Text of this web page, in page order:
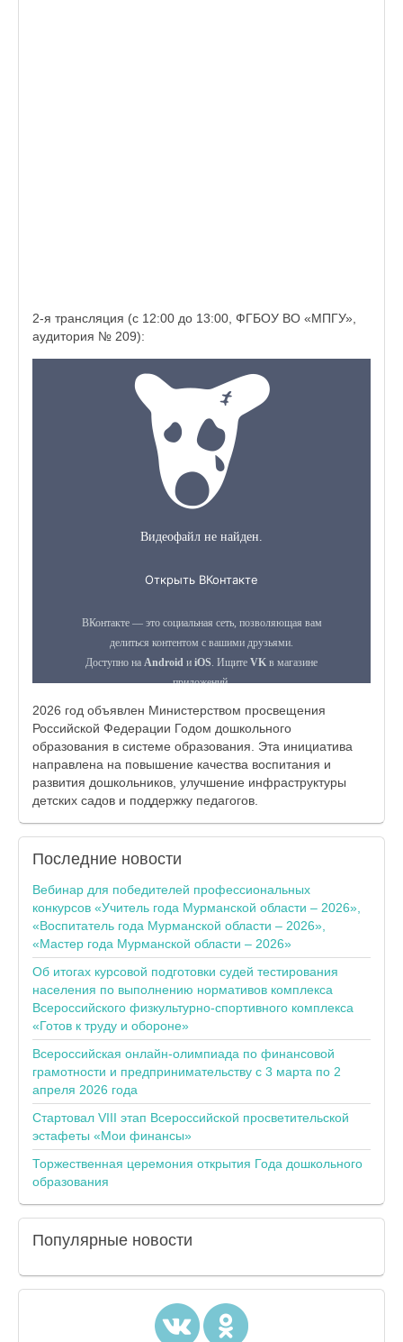
2-я трансляция (с 12:00 до 13:00, ФГБОУ ВО «МПГУ»,
аудитория № 209):
2026 год объявлен Министерством просвещения
Российской Федерации Годом дошкольного
образования в системе образования. Эта инициатива
направлена на повышение качества воспитания и
развития дошкольников, улучшение инфраструктуры
детских садов и поддержку педагогов.
Последние новости
Вебинар для победителей профессиональных
конкурсов «Учитель года Мурманской области – 2026»,
«Воспитатель года Мурманской области – 2026»,
«Мастер года Мурманской области – 2026»
Об итогах курсовой подготовки судей тестирования
населения по выполнению нормативов комплекса
Всероссийского физкультурно-спортивного комплекса
«Готов к труду и обороне»
Всероссийская онлайн-олимпиада по финансовой
грамотности и предпринимательству с 3 марта по 2
апреля 2026 года
Стартовал VIII этап Всероссийской просветительской
эстафеты «Мои финансы»
Торжественная церемония открытия Года дошкольного
образования
Популярные новости